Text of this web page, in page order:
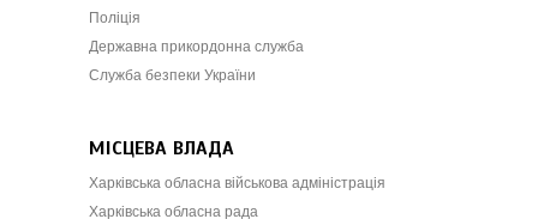
Поліція
Державна прикордонна служба
Служба безпеки України
МІСЦЕВА ВЛАДА
Харківська обласна військова адміністрація
Харківська обласна рада